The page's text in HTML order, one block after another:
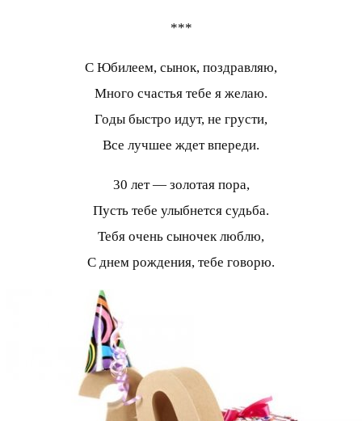
***
С Юбилеем, сынок, поздравляю,
Много счастья тебе я желаю.
Годы быстро идут, не грусти,
Все лучшее ждет впереди.
30 лет — золотая пора,
Пусть тебе улыбнется судьба.
Тебя очень сыночек люблю,
С днем рождения, тебе говорю.